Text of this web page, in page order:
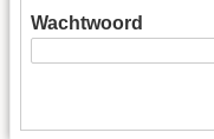
Wachtwoord